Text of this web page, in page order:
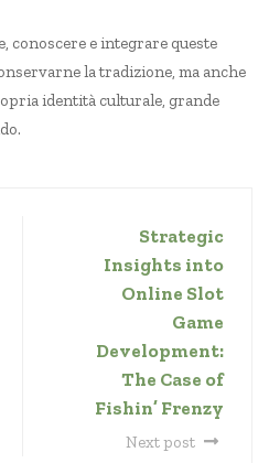
conoscere e integrare queste
la tradizione, ma anche
identità culturale, grande
Strategic
Insights into
Online Slot
Game
Development:
The Case of
Fishin’ Frenzy
Next post